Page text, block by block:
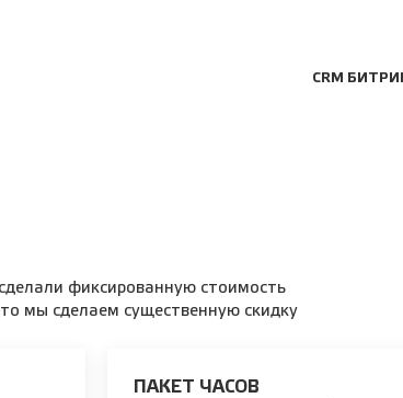
CRM
фиксированную стоимость
мы сделаем существенную скидку
ПАКЕТ ЧАСОВ